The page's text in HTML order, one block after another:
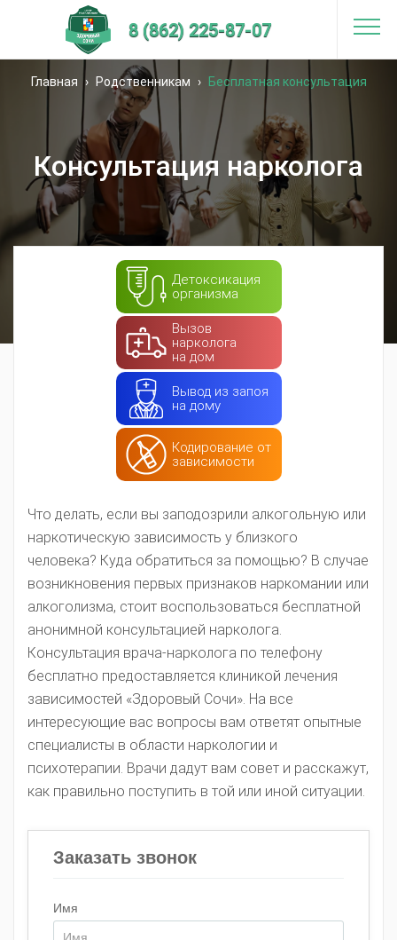
8 (862) 225-87-07
Главная › Родственникам › Бесплатная консультация
нарколога
Консультация нарколога
Детоксикация
организма
Вызов
нарколога
на дом
Вывод из запоя
на дому
Кодирование от
зависимости
Что делать, если вы заподозрили алкогольную или
наркотическую зависимость у близкого
человека? Куда обратиться за помощью? В случае
возникновения первых признаков наркомании или
алкоголизма, стоит воспользоваться бесплатной
анонимной консультацией нарколога.
Консультация врача-нарколога по телефону
бесплатно предоставляется клиникой лечения
зависимостей «Здоровый Сочи». На все
интересующие вас вопросы вам ответят опытные
специалисты в области наркологии и
психотерапии. Врачи дадут вам совет и расскажут,
как правильно поступить в той или иной ситуации.